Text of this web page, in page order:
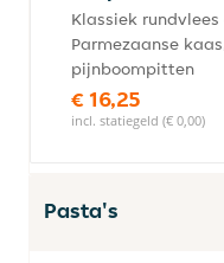
Klassiek
Parmezaanse
pijnboompitten
€ 16,25
incl. statiegeld (€ 0,00)
Pasta's